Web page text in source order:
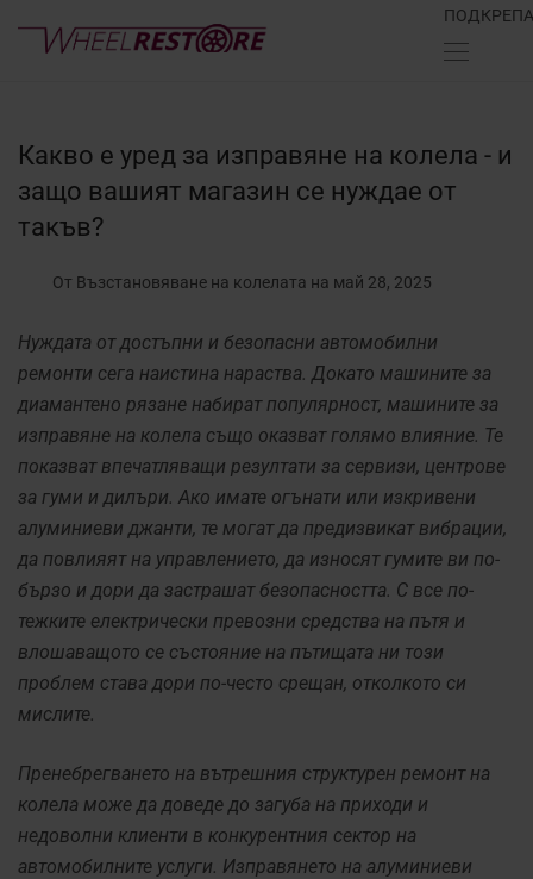
ПОДКРЕПА
Какво е уред за изправяне на колела - и
защо вашият магазин се нуждае от
такъв?
От Възстановяване на колелата на май 28, 2025
Нуждата от достъпни и безопасни автомобилни
ремонти сега наистина нараства. Докато машините за
диамантено рязане набират популярност, машините за
изправяне на колела също оказват голямо влияние. Те
показват впечатляващи резултати за сервизи, центрове
за гуми и дилъри. Ако имате огънати или изкривени
алуминиеви джанти, те могат да предизвикат вибрации,
да повлияят на управлението, да износят гумите ви по-
бързо и дори да застрашат безопасността. С все по-
тежките електрически превозни средства на пътя и
влошаващото се състояние на пътищата ни този
проблем става дори по-често срещан, отколкото си
мислите.
Пренебрегването на вътрешния структурен ремонт на
колела може да доведе до загуба на приходи и
недоволни клиенти в конкурентния сектор на
автомобилните услуги. Изправянето на алуминиеви